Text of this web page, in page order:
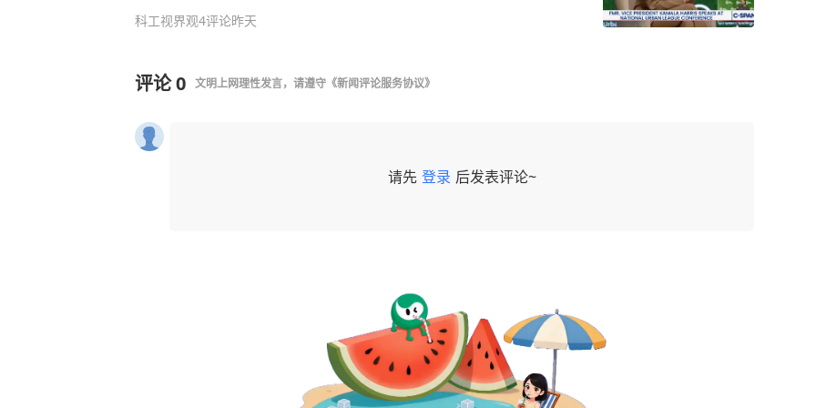
科工视界观4评论昨天
评论0 文明上网理性发言，请遵守 《新闻评论服务协议》
请先 登录 后发表评论~